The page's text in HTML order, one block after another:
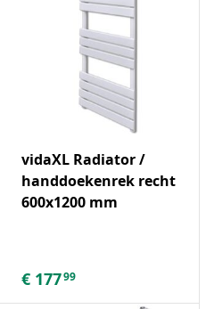
vidaXL Radiator /
handdoekenrek recht
600x1200 mm
€ 17799